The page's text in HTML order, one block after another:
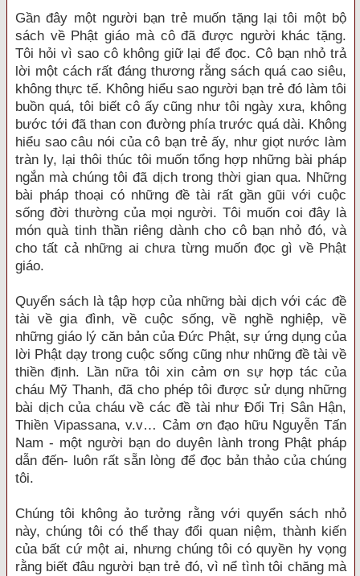
Gần đây một người bạn trẻ muốn tặng lại tôi một bộ
sách về Phật giáo mà cô đã được người khác tặng.
Tôi hỏi vì sao cô không giữ lại để đọc. Cô bạn nhỏ trả
lời một cách rất đáng thương rằng sách quá cao siêu,
không thực tế. Không hiểu sao người bạn trẻ đó làm tôi
buồn quá, tôi biết cô ấy cũng như tôi ngày xưa, không
bước tới đã than con đường phía trước quá dài. Không
hiểu sao câu nói của cô bạn trẻ ấy, như giọt nước làm
tràn ly, lại thôi thúc tôi muốn tổng hợp những bài pháp
ngắn mà chúng tôi đã dịch trong thời gian qua. Những
bài pháp thoại có những đề tài rất gần gũi với cuộc
sống đời thường của mọi người. Tôi muốn coi đây là
món quà tinh thần riêng dành cho cô bạn nhỏ đó, và
cho tất cả những ai chưa từng muốn đọc gì về Phật
giáo.
Quyển sách là tập hợp của những bài dịch với các đề
tài về gia đình, về cuộc sống, về nghề nghiệp, về
những giáo lý căn bản của Đức Phật, sự ứng dụng của
lời Phật dạy trong cuộc sống cũng như những đề tài về
thiền định. Lần nữa tôi xin cảm ơn sự hợp tác của
cháu Mỹ Thanh, đã cho phép tôi được sử dụng những
bài dịch của cháu về các đề tài như Đối Trị Sân Hận,
Thiền Vipassana, v.v… Cảm ơn đạo hữu Nguyễn Tấn
Nam - một người bạn do duyên lành trong Phật pháp
dẫn đến- luôn rất sẵn lòng để đọc bản thảo của chúng
tôi.
Chúng tôi không ảo tưởng rằng với quyển sách nhỏ
này, chúng tôi có thể thay đổi quan niệm, thành kiến
của bất cứ một ai, nhưng chúng tôi có quyền hy vọng
rằng biết đâu người bạn trẻ đó, vì nể tình tôi chăng mà